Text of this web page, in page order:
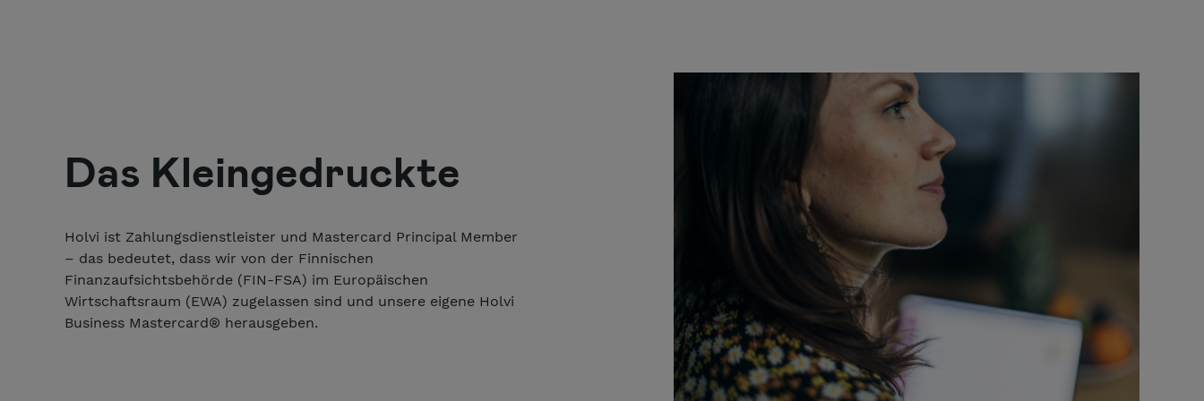
Das Kleingedruckte
Holvi ist Zahlungsdienstleister und Mastercard Principal Member
– das bedeutet, dass wir von der Finnischen
Finanzaufsichtsbehörde (FIN-FSA) im Europäischen
Wirtschaftsraum (EWA) zugelassen sind und unsere eigene Holvi
Business Mastercard® herausgeben.